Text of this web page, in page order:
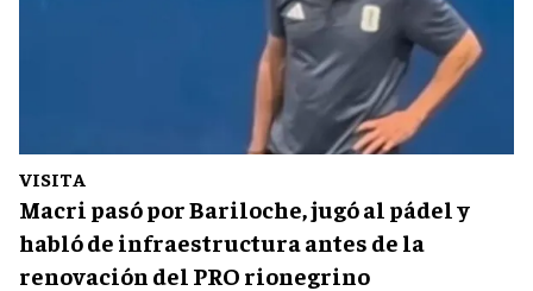
VISITA
Macri pasó por Bariloche, jugó al pádel y
habló de infraestructura antes de la
renovación del PRO rionegrino